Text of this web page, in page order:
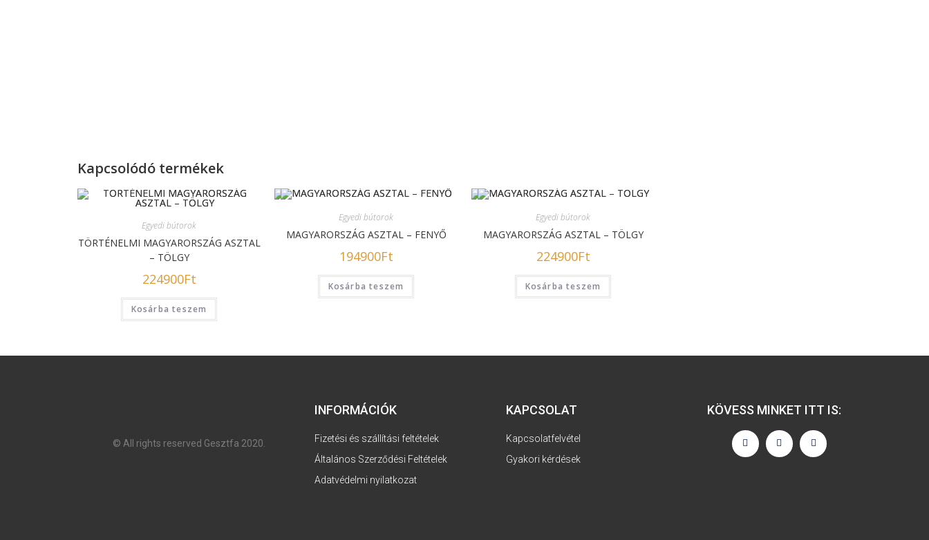
Kapcsolódó termékek
Egyedi bútorok
TÖRTÉNELMI MAGYARORSZÁG ASZTAL
– TÖLGY
224900Ft
Kosárba teszem
Egyedi bútorok
MAGYARORSZÁG ASZTAL – FENYŐ
194900Ft
Kosárba teszem
Egyedi bútorok
MAGYARORSZÁG ASZTAL – TÖLGY
224900Ft
Kosárba teszem
© All rights reserved Gesztfa 2020.
INFORMÁCIÓK
Fizetési és szállítási feltételek
Általános Szerződési Feltételek
Adatvédelmi nyilatkozat
KAPCSOLAT
Kapcsolatfelvétel
Gyakori kérdések
KÖVESS MINKET ITT IS: